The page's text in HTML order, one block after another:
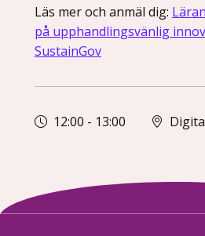
Läs mer och anmäl dig:
på upphandlingsvänlig
SustainGov
12:00 - 13:00